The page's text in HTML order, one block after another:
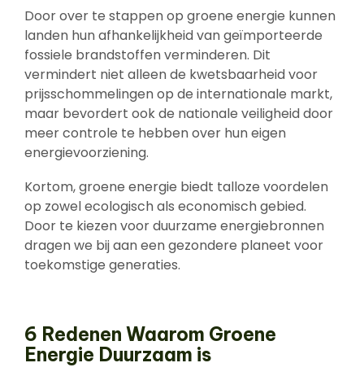
Door over te stappen op groene energie kunnen
landen hun afhankelijkheid van geïmporteerde
fossiele brandstoffen verminderen. Dit
vermindert niet alleen de kwetsbaarheid voor
prijsschommelingen op de internationale markt,
maar bevordert ook de nationale veiligheid door
meer controle te hebben over hun eigen
energievoorziening.
Kortom, groene energie biedt talloze voordelen
op zowel ecologisch als economisch gebied.
Door te kiezen voor duurzame energiebronnen
dragen we bij aan een gezondere planeet voor
toekomstige generaties.
6 Redenen Waarom Groene
Energie Duurzaam is